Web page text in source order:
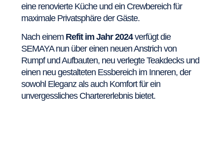
eine renovierte Küche und ein Crewbereich für
maximale Privatsphäre der Gäste.
Nach einem Refit im Jahr 2024verfügt die
SEMAYA nun über einen neuen Anstrich von
Rumpf und Aufbauten, neu verlegte Teakdecks und
einen neu gestalteten Essbereich im Inneren, der
sowohl Eleganz als auch Komfort für ein
unvergessliches Chartererlebnis bietet.